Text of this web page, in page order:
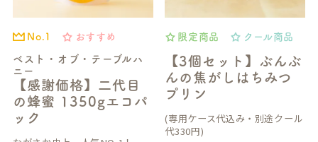
ベスト・オブ・テーブルハ
ニー
【感謝価格】二代目
の蜂蜜 1350gエコパ
ック
No.1 おすすめ
【3個セット】ぶんぶ
んの焦がしはちみつ
プリン
限定商品 クール商品
(専用ケース代込み・別途クール
代330円)